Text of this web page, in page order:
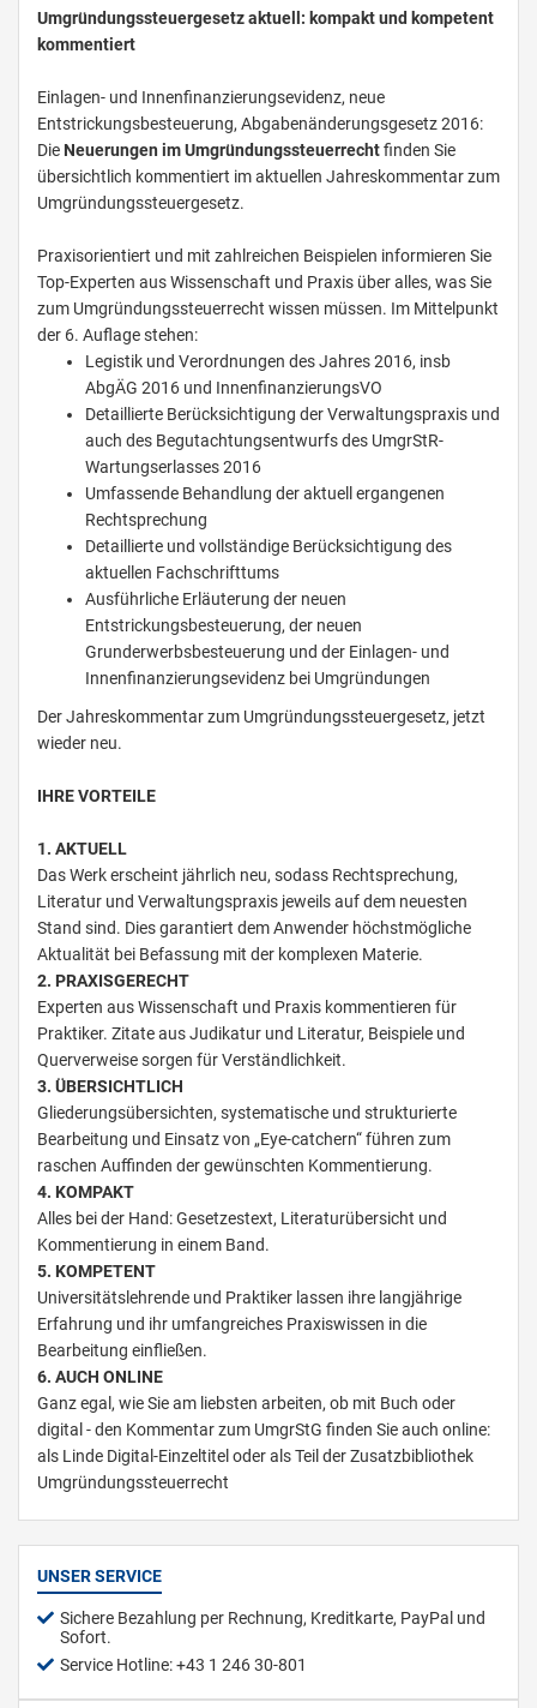
Umgründungssteuergesetz aktuell: kompakt und kompetent
kommentiert
Einlagen- und Innenfinanzierungsevidenz, neue
Entstrickungsbesteuerung, Abgabenänderungsgesetz 2016:
Die Neuerungen im Umgründungssteuerrechtfinden Sie
übersichtlich kommentiert im aktuellen Jahreskommentar zum
Umgründungssteuergesetz.
Praxisorientiert und mit zahlreichen Beispielen informieren Sie
Top-Experten aus Wissenschaft und Praxis über alles, was Sie
zum Umgründungssteuerrecht wissen müssen. Im Mittelpunkt
der 6. Auflage stehen:
Legistik und Verordnungen des Jahres 2016, insb
AbgÄG 2016 und InnenfinanzierungsVO
Detaillierte Berücksichtigung der Verwaltungspraxis und
auch des Begutachtungsentwurfs des UmgrStR-
Wartungserlasses 2016
Umfassende Behandlung der aktuell ergangenen
Rechtsprechung
Detaillierte und vollständige Berücksichtigung des
aktuellen Fachschrifttums
Ausführliche Erläuterung der neuen
Entstrickungsbesteuerung, der neuen
Grunderwerbsbesteuerung und der Einlagen- und
Innenfinanzierungsevidenz bei Umgründungen
Der Jahreskommentar zum Umgründungssteuergesetz, jetzt
wieder neu.
IHRE VORTEILE
1. AKTUELL
Das Werk erscheint jährlich neu, sodass Rechtsprechung,
Literatur und Verwaltungspraxis jeweils auf dem neuesten
Stand sind. Dies garantiert dem Anwender höchstmögliche
Aktualität bei Befassung mit der komplexen Materie.
2. PRAXISGERECHT
Experten aus Wissenschaft und Praxis kommentieren für
Praktiker. Zitate aus Judikatur und Literatur, Beispiele und
Querverweise sorgen für Verständlichkeit.
3. ÜBERSICHTLICH
Gliederungsübersichten, systematische und strukturierte
Bearbeitung und Einsatz von „Eye-catchern“ führen zum
raschen Auffinden der gewünschten Kommentierung.
4. KOMPAKT
Alles bei der Hand: Gesetzestext, Literaturübersicht und
Kommentierung in einem Band.
5. KOMPETENT
Universitätslehrende und Praktiker lassen ihre langjährige
Erfahrung und ihr umfangreiches Praxiswissen in die
Bearbeitung einfließen.
6. AUCH ONLINE
Ganz egal, wie Sie am liebsten arbeiten, ob mit Buch oder
digital - den Kommentar zum UmgrStG finden Sie auch online:
als Linde Digital-Einzeltitel oder als Teil der Zusatzbibliothek
Umgründungssteuerrecht
UNSER SERVICE
Sichere Bezahlung per Rechnung, Kreditkarte, PayPal und
Sofort.
Service Hotline: +43 1 246 30-801